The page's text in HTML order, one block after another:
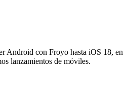
Android con Froyo hasta iOS 18, en
lanzamientos de móviles.